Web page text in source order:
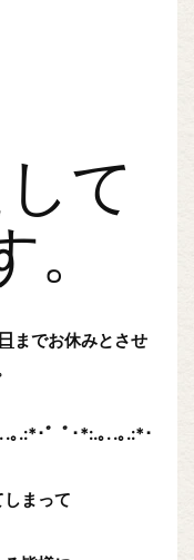
て
までお休みとさせ
｡.:*･゜ﾟ･*:.｡. .｡.:*･
まって